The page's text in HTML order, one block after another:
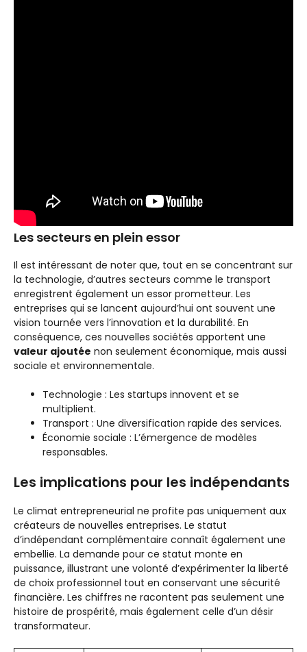
Les secteurs en plein essor
Il est intéressant de noter que, tout en se concentrant sur
la technologie, d’autres secteurs comme le transport
enregistrent également un essor prometteur. Les
entreprises qui se lancent aujourd’hui ont souvent une
vision tournée vers l’innovation et la durabilité. En
conséquence, ces nouvelles sociétés apportent une
valeur ajoutée non seulement économique, mais aussi
sociale et environnementale.
Technologie : Les startups innovent et se
multiplient.
Transport : Une diversification rapide des services.
Économie sociale : L’émergence de modèles
responsables.
Les implications pour les indépendants
Le climat entrepreneurial ne profite pas uniquement aux
créateurs de nouvelles entreprises. Le statut
d’indépendant complémentaire connaît également une
embellie. La demande pour ce statut monte en
puissance, illustrant une volonté d’expérimenter la liberté
de choix professionnel tout en conservant une sécurité
financière. Les chiffres ne racontent pas seulement une
histoire de prospérité, mais également celle d’un désir
transformateur.